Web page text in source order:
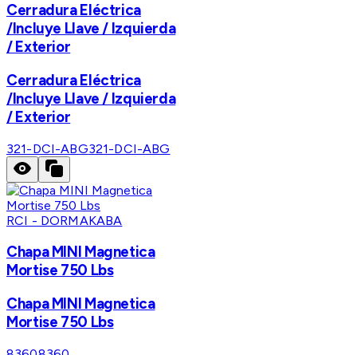
Cerradura Eléctrica
/Incluye Llave / Izquierda
/ Exterior
Cerradura Eléctrica
/Incluye Llave / Izquierda
/ Exterior
321-DCI-ABG321-DCI-ABG
RCI - DORMAKABA
Chapa MINI Magnetica
Mortise 750 Lbs
Chapa MINI Magnetica
Mortise 750 Lbs